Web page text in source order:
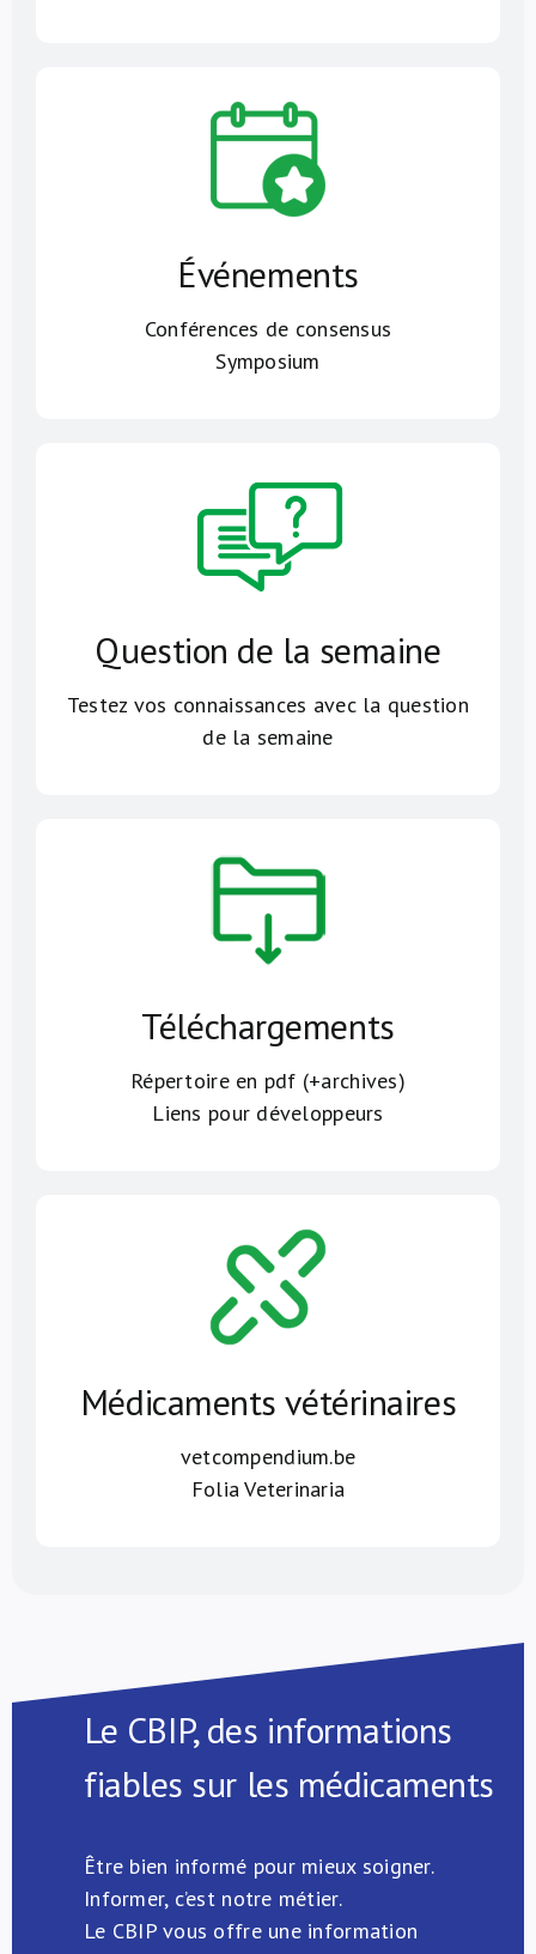
Événements
Conférences de consensus
Symposium
Question de la semaine
Testez vos connaissances avec la question
de la semaine
Téléchargements
Répertoire en pdf (+archives)
Liens pour développeurs
Médicaments vétérinaires
vetcompendium.be
Folia Veterinaria
Le CBIP, des informations
fiables sur les médicaments
Être bien informé pour mieux soigner.
Informer, c’est notre métier.
Le CBIP vous offre une information